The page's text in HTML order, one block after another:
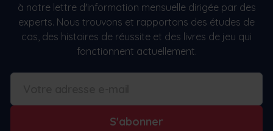
à notre lettre d'information mensuelle dirigée par des
experts. Nous trouvons et rapportons des études de
cas, des histoires de réussite et des livres de jeu qui
fonctionnent actuellement.
S'abonner